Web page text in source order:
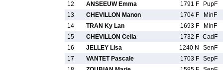
12
ANSEEUW Emma 1791 F
PupF
13
CHEVILLON Manon 1704 F
MinF
14
TRAN Ky Lan 1693 F
MinF
15
CHEVILLON Celia 1732 F CadF
16
JELLEY Lisa 1240 N
SenF
17
VANTET Pascale 1703 F SepF